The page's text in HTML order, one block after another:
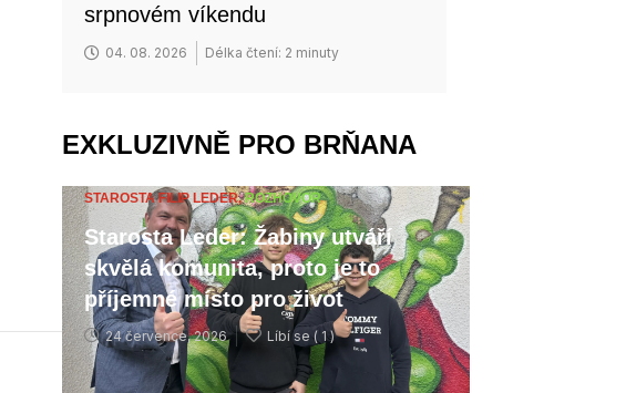
srpnovém víkendu
04. 08. 2026 Délka čtení: 2 minuty
EXKLUZIVNĚ PRO BRŇANA
STAROSTA FILIP LEDER,ROZHOVOR
Starosta Leder: Žabiny utváří
skvělá komunita, proto je to
příjemné místo pro život
24 července, 2026 Líbí se ( 1 )